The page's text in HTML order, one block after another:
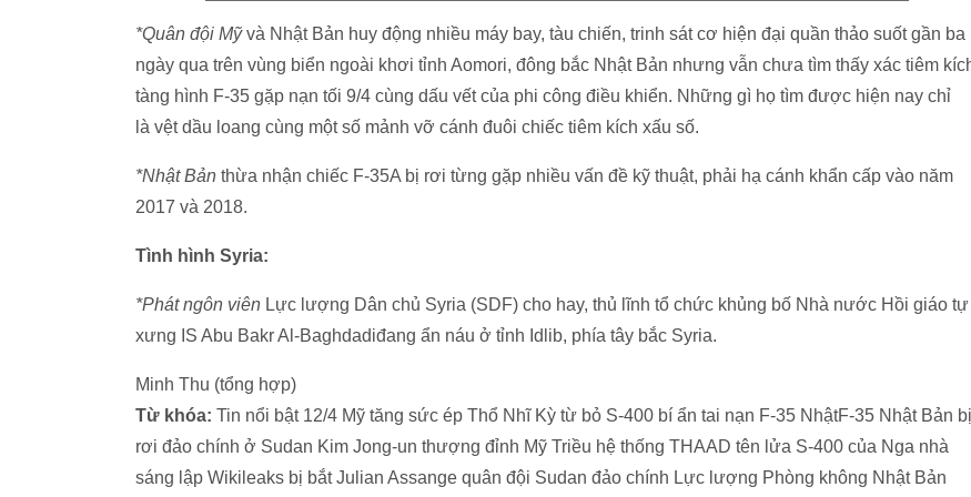
*Quân đội Mỹvà Nhật Bản huy động nhiều máy bay, tàu chiến, trinh sát cơ hiện đại quần thảo suốt gần ba
ngày qua trên vùng biển ngoài khơi tỉnh Aomori, đông bắc Nhật Bản nhưng vẫn chưa tìm thấy xác tiêm
tàng hình F-35 gặp nạn tối 9/4 cùng dấu vết của phi công điều khiển. Những gì họ tìm được hiện nay chỉ
là vệt dầu loang cùng một số mảnh vỡ cánh đuôi chiếc tiêm kích xấu số.
*Nhật Bản thừa nhận chiếc F-35A bị rơi từng gặp nhiều vấn đề kỹ thuật, phải hạ cánh khẩn cấp vào năm
2017 và 2018.
Tình hình Syria:
*Phát ngôn viên Lực lượng Dân chủ Syria (SDF) cho hay, thủ lĩnh tổ chức khủng bố Nhà nước Hồi giáo tự
xưng IS Abu Bakr Al-Baghdadiđang ẩn náu ở tỉnh Idlib, phía tây bắc Syria.
Minh Thu (tổng hợp)
Từ khóa: Tin nổi bật 12/4 Mỹ tăng sức ép Thổ Nhĩ Kỳ từ bỏ S-400 bí ẩn tai nạn F-35 NhậtF-35 Nhật Bản bị
rơi đảo chính ở Sudan Kim Jong-un thượng đỉnh Mỹ Triều hệ thống THAAD tên lửa S-400 của Nga nhà
sáng lập Wikileaks bị bắt Julian Assange quân đội Sudan đảo chính Lực lượng Phòng không Nhật Bản